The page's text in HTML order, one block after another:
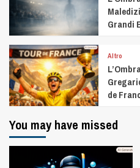
Grandi
Altro
de
You may have missed